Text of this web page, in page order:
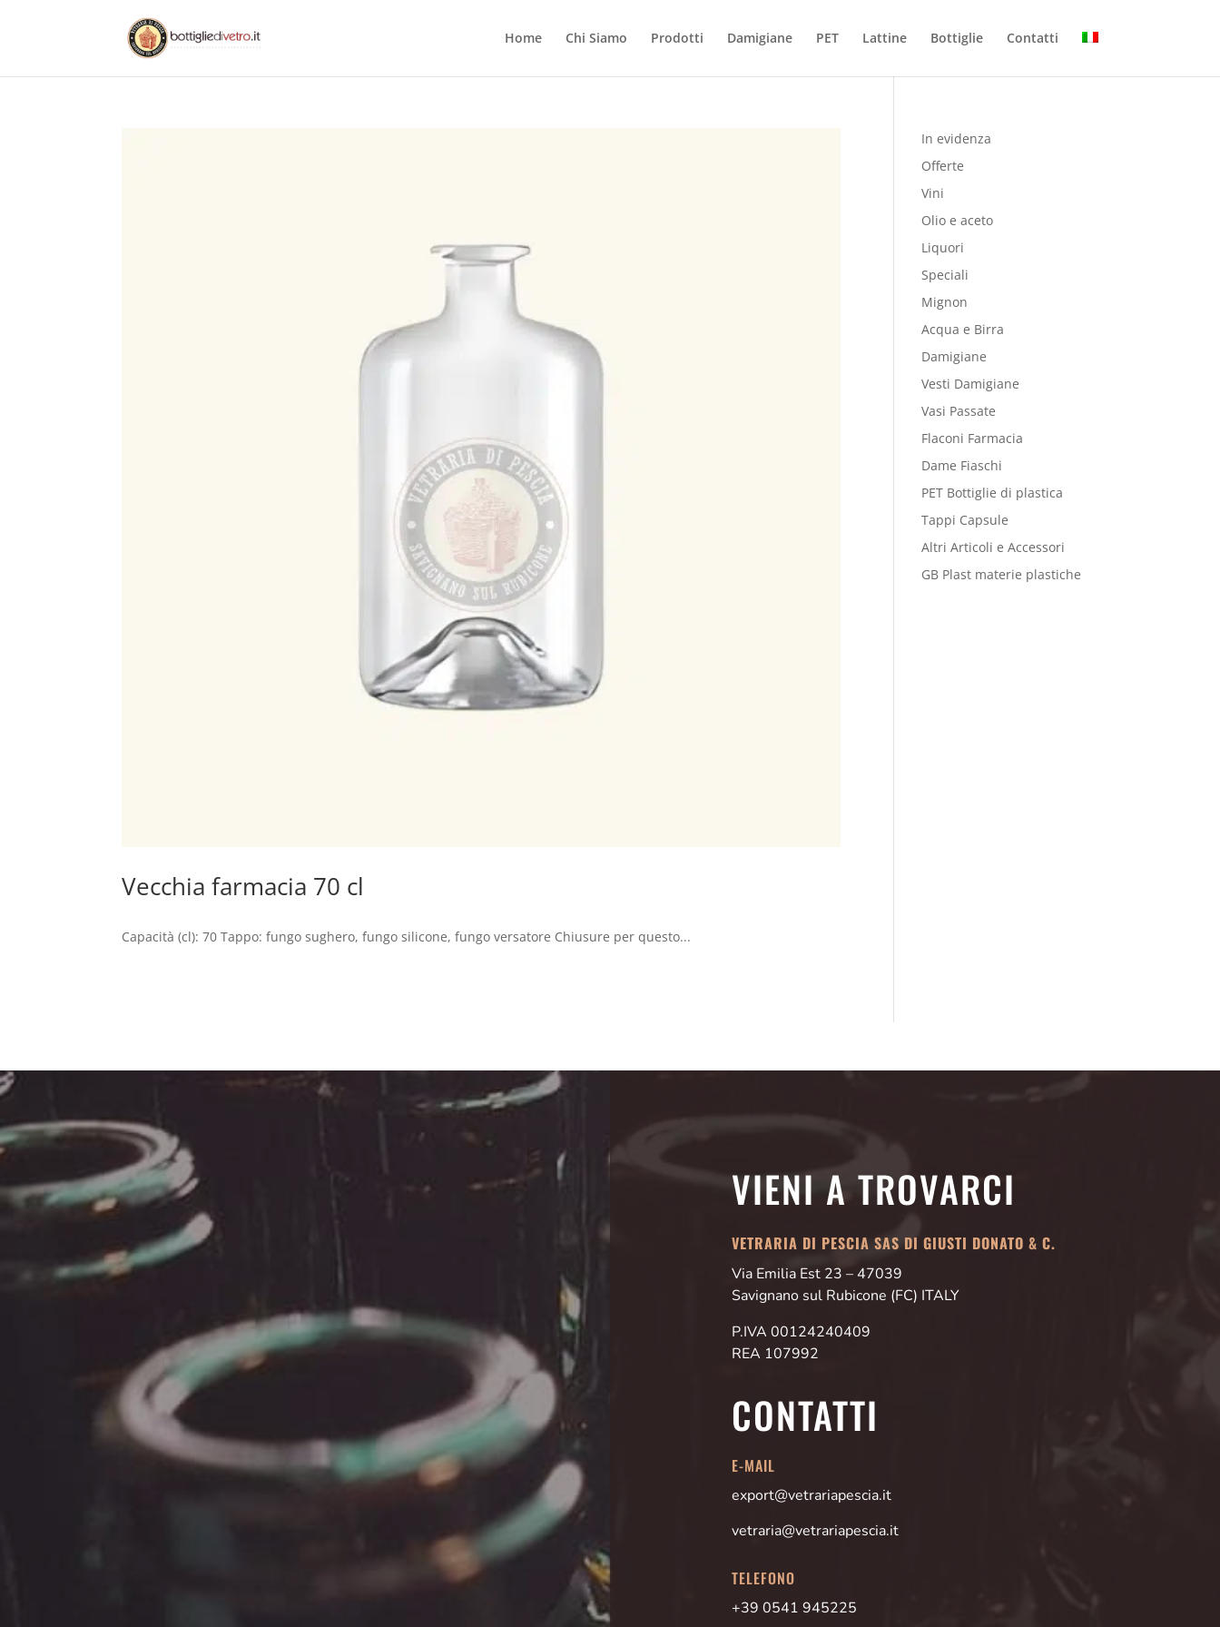
Home Chi Siamo Prodotti Damigiane PET Lattine Bottiglie Contatti
Vecchia farmacia 70 cl
Capacità (cl): 70 Tappo: fungo sughero, fungo silicone, fungo versatore Chiusure per questo...
In evidenza
Offerte
Vini
Olio e aceto
Liquori
Speciali
Mignon
Acqua e Birra
Damigiane
Vesti Damigiane
Vasi Passate
Flaconi Farmacia
Dame Fiaschi
PET Bottiglie di plastica
Tappi Capsule
Altri Articoli e Accessori
GB Plast materie plastiche
VIENI A TROVARCI
VETRARIA DI PESCIA SAS DI GIUSTI DONATO & C.
Via Emilia Est 23 – 47039
Savignano sul Rubicone (FC) ITALY
P.IVA 00124240409
REA 107992
CONTATTI
E-MAIL
export@vetrariapescia.it
vetraria@vetrariapescia.it
TELEFONO
+39 0541 945225